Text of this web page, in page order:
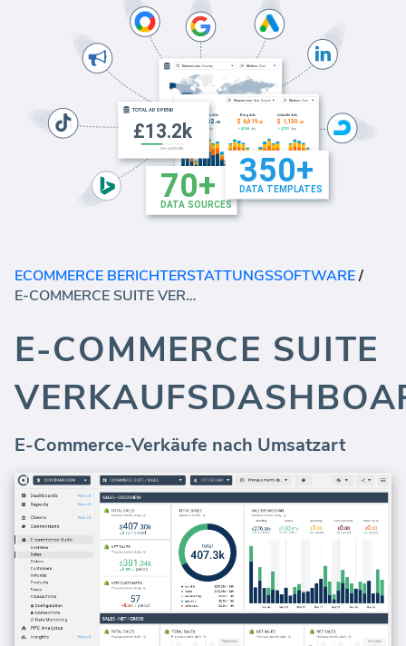
ECOMMERCE BERICHTERSTATTUNGSSOFTWARE/
E-COMMERCE SUITE VERKAUFSDASHBOARD
E-COMMERCE SUITE
E-Commerce-Verkäufe nach Umsatzart